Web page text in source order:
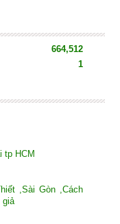
664,512
1
tp HCM
,Sài Gòn ,Cách
giả